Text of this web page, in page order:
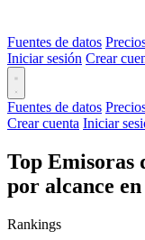
Fuentes de datos
Iniciar sesión Crear
Fuentes de datos
Crear cuenta Iniciar
Top Emisoras
por alcance
Rankings